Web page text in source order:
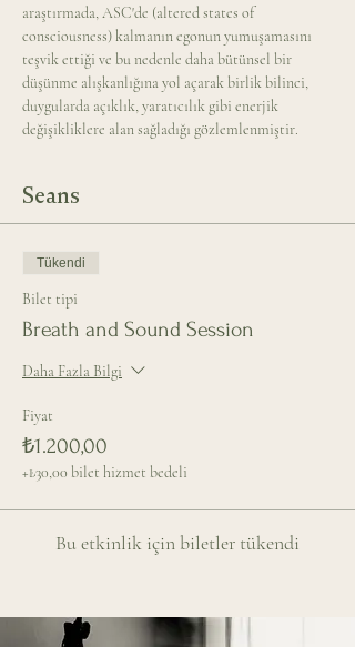
araştırmada, ASC'de (altered states of
consciousness) kalmanın egonun yumuşamasını
teşvik ettiği ve bu nedenle daha bütünsel bir
düşünme alışkanlığına yol açarak birlik bilinci,
duygularda açıklık, yaratıcılık gibi enerjik
değişikliklere alan sağladığı gözlemlenmiştir.
Seans
Tükendi
Bilet tipi
Breath and Sound Session
Daha Fazla Bilgi
Fiyat
₺1.200,00
+₺30,00 bilet hizmet bedeli
Bu etkinlik için biletler tükendi